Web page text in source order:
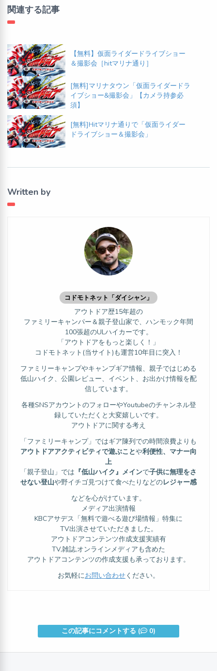
関連する記事
【無料】仮面ライダードライブショー
＆撮影会［hitマリナ通り］
[無料]マリナタウン「仮面ライダードラ
イブショー&撮影会」【カメラ持参必
須】
[無料]Hitマリナ通りで「仮面ライダー
ドライブショー＆撮影会」
Written by
コドモトネット「ダイシャン」
アウトドア歴15年超の
ファミリーキャンパー＆親子登山家で、ハンモック年間
100張超のULハイカーです。
「アウトドアをもっと楽しく！」
コドモトネット(当サイト)も運営10年目に突入！
ファミリーキャンプやキャンプギア情報、親子ではじめる
低山ハイク、公園レビュー、イベント、お出かけ情報を配
信しています。
各種SNSアカウントのフォローやYoutubeのチャンネル登
録していただくと大変嬉しいです。
アウトドアに関する考え
「ファミリーキャンプ」ではギア陳列での時間浪費よりも
アウトドアアクティビティで遊ぶことや利便性、マナー向
上
「親子登山」では 『低山ハイク』メインで子供に無理をさ
せない登山や野イチゴ見つけて食べたりなどのレジャー感
などを心がけています。
メディア出演情報
KBCアサデス「無料で遊べる遊び場情報」特集に
TV出演させていただきました。
アウトドアコンテンツ作成支援実績有
TV,雑誌,オンラインメディアも含めた
アウトドアコンテンツの作成支援も承っております。
お気軽にお問い合わせください。
この記事にコメントする ( 0)